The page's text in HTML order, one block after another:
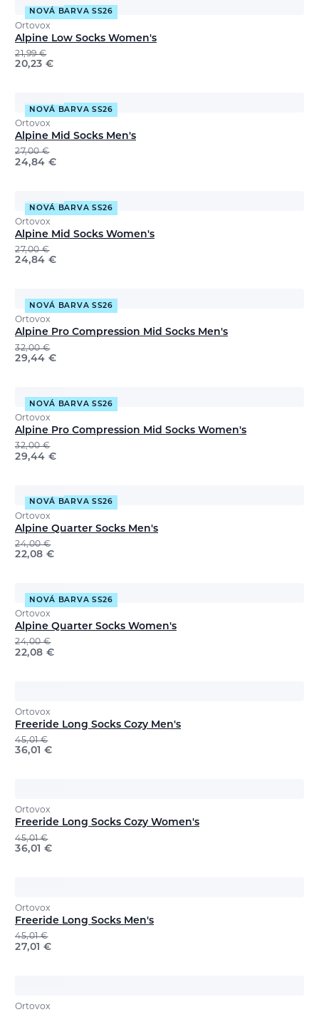
NOVÁ BARVA SS26
Ortovox
Alpine Low Socks Women's
21,99€
20,23 €
NOVÁ BARVA SS26
Ortovox
Alpine Mid Socks Men's
27,00€
24,84 €
NOVÁ BARVA SS26
Ortovox
Alpine Mid Socks Women's
27,00€
24,84 €
NOVÁ BARVA SS26
Ortovox
Alpine Pro Compression Mid Socks Men's
32,00€
29,44 €
NOVÁ BARVA SS26
Ortovox
Alpine Pro Compression Mid Socks Women's
32,00€
29,44 €
NOVÁ BARVA SS26
Ortovox
Alpine Quarter Socks Men's
24,00€
22,08 €
NOVÁ BARVA SS26
Ortovox
Alpine Quarter Socks Women's
24,00€
22,08 €
Ortovox
Freeride Long Socks Cozy Men's
45,01€
36,01 €
Ortovox
Freeride Long Socks Cozy Women's
45,01€
36,01 €
Ortovox
Freeride Long Socks Men's
45,01€
27,01 €
Ortovox